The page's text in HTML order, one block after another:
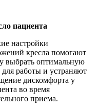
пациента
настройки
кресла помогают
выбрать оптимальную
для работы и устраняют
дискомфорта у
во время
приема.